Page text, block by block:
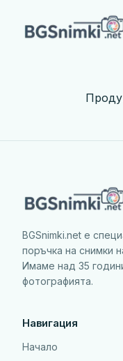
BGSnimki.net е
поръчка на снимки
Имаме над 35
фотографията.
Навигация
Начало